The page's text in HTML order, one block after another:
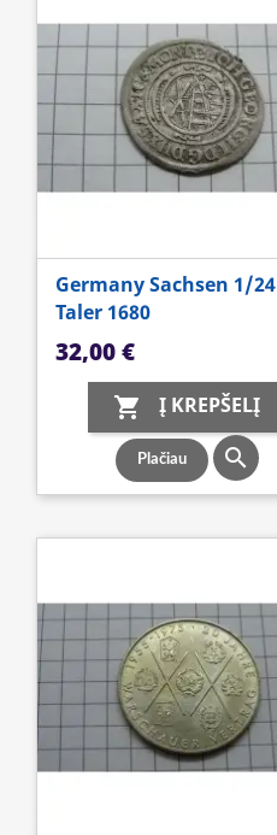
Germany Sachsen 1/24
Taler 1680
Kaina
32,00 €
 Į KREPŠELĮ
Plačiau 